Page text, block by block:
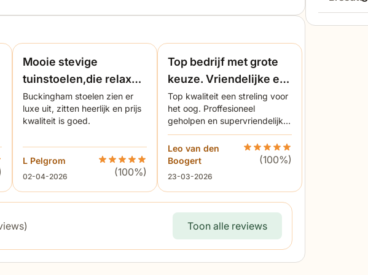
Garden Collections Buckingham/Concept 220 cm dining tuinset 7-delig. 5 van
Mooie stevige
tuinstoelen,die relax
zitten
Buckingham stoelen zien er
luxe uit, zitten heerlijk en prijs
kwaliteit is goed.
L Pelgrom
2 april 2026
02-04-2026
Beoordeling Garden Collections Buckingham/Concept 220
(100%)
Top bedrijf met grote
keuze. Vriendelijke en
proffesioneel
Top kwaliteit een streling voor
het oog. Proffesioneel
geholpen en supervriendelijk.
Snelle levering.
Leo van den
Boogert
23 maart 2026
23-03-2026
Beoordeling Garden
(100%)
Toon alle reviews